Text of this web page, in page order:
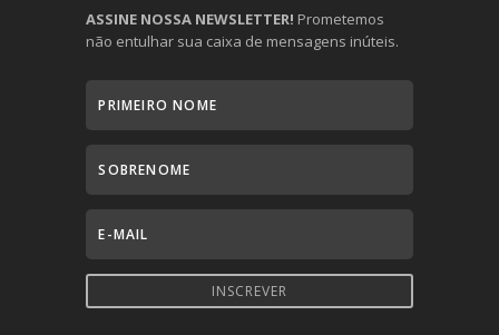
ASSINE NOSSA NEWSLETTER! Prometemos
não entulhar sua caixa de mensagens inúteis.
INSCREVER